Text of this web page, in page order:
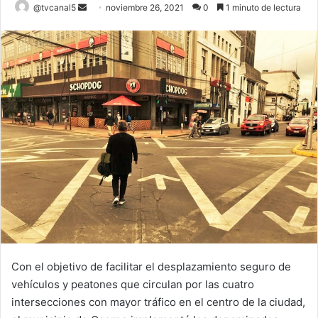
@tvcanal5
Send
email
noviembre 26, 2021 0 1 minuto de lectura
Con el objetivo de facilitar el desplazamiento seguro de
vehículos y peatones que circulan por las cuatro
intersecciones con mayor tráfico en el centro de la ciudad,